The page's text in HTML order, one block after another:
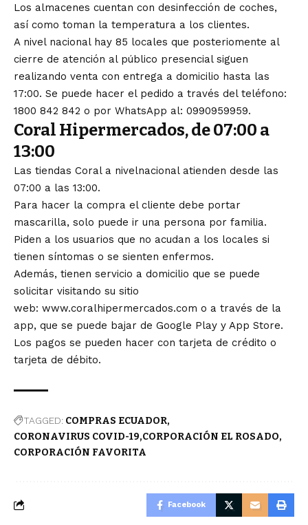
Los almacenes cuentan con desinfección de coches,
así como toman la temperatura a los clientes.
A nivel nacional hay 85 locales que posteriomente al
cierre de atención al público presencial siguen
realizando venta con entrega a domicilio hasta las
17:00. Se puede hacer el pedido a través del teléfono:
1800 842 842 o por WhatsApp al: 0990959959.
Coral Hipermercados, de 07:00 a
13:00
Las tiendas Coral a nivelnacional atienden desde las
07:00 a las 13:00.
Para hacer la compra el cliente debe portar
mascarilla, solo puede ir una persona por familia.
Piden a los usuarios que no acudan a los locales si
tienen síntomas o se sienten enfermos.
Además, tienen servicio a domicilio que se puede
solicitar visitando su sitio
web: www.coralhipermercados.com o a través de la
app, que se puede bajar de Google Play y App Store.
Los pagos se pueden hacer con tarjeta de crédito o
tarjeta de débito.
TAGGED: COMPRAS ECUADOR
CORONAVIRUS COVID-19 CORPORACIÓN EL ROSADO
CORPORACIÓN FAVORITA
Facebook